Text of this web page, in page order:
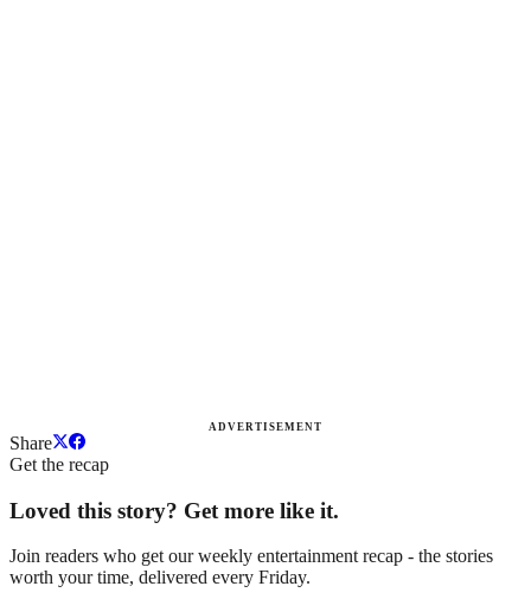
ADVERTISEMENT
Share
Get the recap
Loved this story? Get more like it.
Join readers who get our weekly entertainment recap - the stories
worth your time, delivered every Friday.